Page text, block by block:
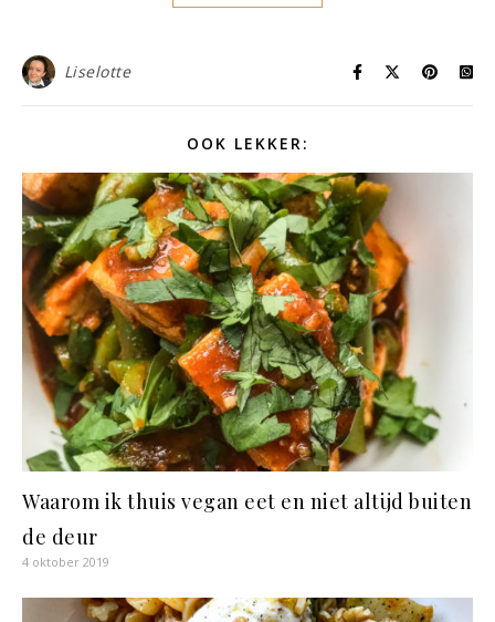
Liselotte
OOK LEKKER:
Waarom ik thuis vegan eet en niet altijd buiten
de deur
4 oktober 2019